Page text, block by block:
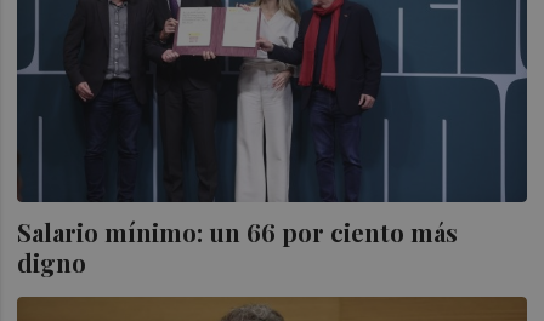
Salario mínimo: un 66 por ciento más
digno